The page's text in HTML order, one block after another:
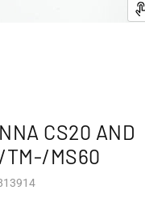
CS20 AND
MS60